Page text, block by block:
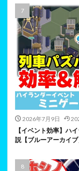
2026年7月9日
【イベント効率】ハ
説【ブルーアーカイブ